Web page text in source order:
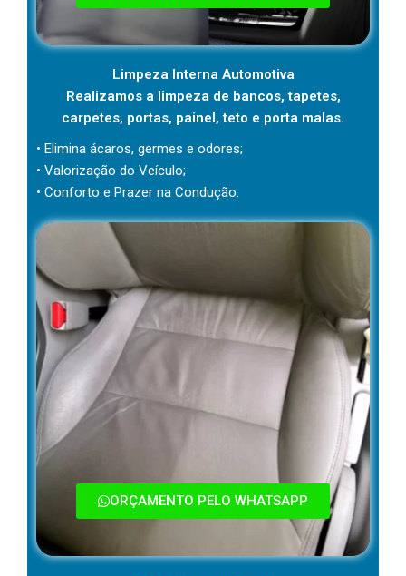
Limpeza Interna Automotiva
Realizamos a limpeza de bancos, tapetes,
carpetes, portas, painel, teto e porta malas.
• Elimina ácaros, germes e odores;
• Valorização do Veículo;
• Conforto e Prazer na Condução.
ORÇAMENTO PELO WHATSAPP